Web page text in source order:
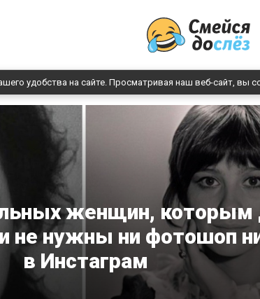
удобства на сайте. Просматривая наш веб-сайт, вы
женщин, которым
не нужны ни фотошоп
в Инстаграм